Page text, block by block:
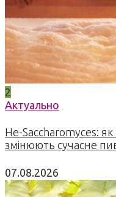
2
Актуально
Не-Saccharomyces: як
змінюють сучасне
07.08.2026